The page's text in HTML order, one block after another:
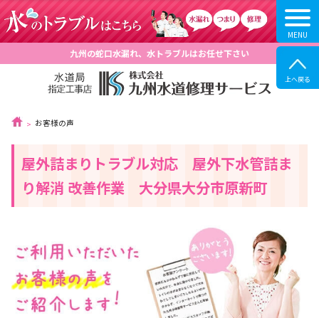
九州の蛇口水漏れ、水トラブルはお任せ下さい
お客様の声
屋外詰まりトラブル対応 屋外下水管詰ま
り解消 改善作業 大分県大分市原新町